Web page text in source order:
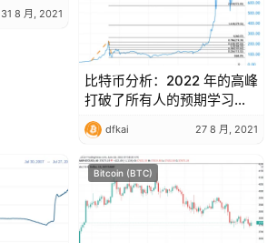
31 8 月, 2021
比特币分析：2022 年的高峰
打破了所有人的预期学习历
史
dfkai 27 8 月, 2021
Bitcoin (BTC)